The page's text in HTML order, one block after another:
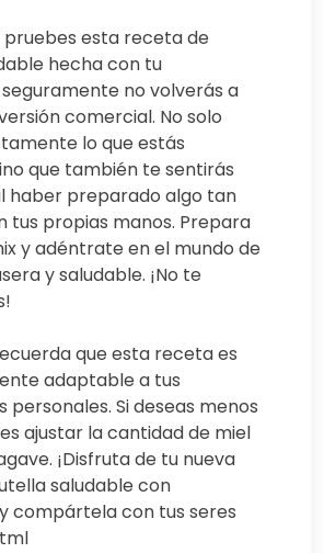
pruebes esta receta de
hecha con tu
no volverás a
comercial. No solo
lo que estás
que también te sentirás
haber preparado algo tan
tus propias manos. Prepara
y adéntrate en el mundo de
y saludable. ¡No te
que esta receta es
adaptable a tus
personales. Si deseas menos
ajustar la cantidad de miel
¡Disfruta de tu nueva
saludable con
compártela con tus seres